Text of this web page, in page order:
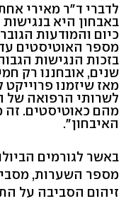
לדברי ד"ר מאירי
באבחון היא
כיום והמודעות
מספר האוטיסטים
בזכות הנגישות
שנים, אובחננו רק
מאז שיזמנו
מהם כאוטיסטים. זה
האיבחון".
באשר לגורמים
מספר השערות,
זיהום הסביבה על